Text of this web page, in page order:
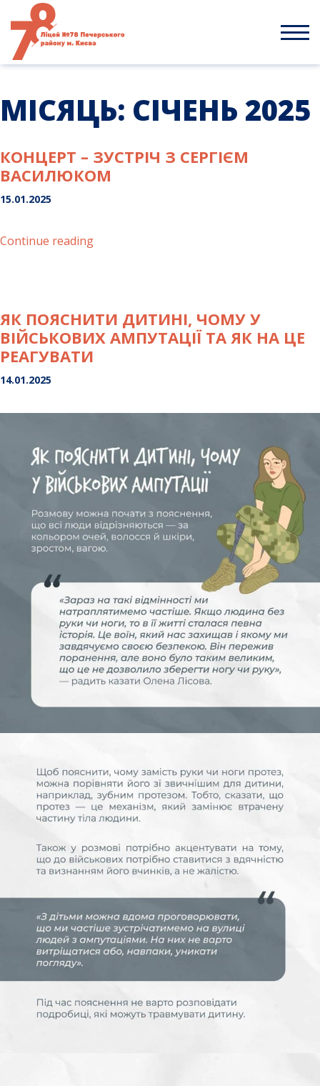
content
МІСЯЦЬ: СІЧЕНЬ 2025
КОНЦЕРТ – ЗУСТРІЧ З СЕРГІЄМ
ВАСИЛЮКОМ
15.01.2025
Continue reading
Василюком”
ЯК ПОЯСНИТИ ДИТИНІ, ЧОМУ У
ВІЙСЬКОВИХ АМПУТАЦІЇ ТА ЯК НА ЦЕ
РЕАГУВАТИ
14.01.2025